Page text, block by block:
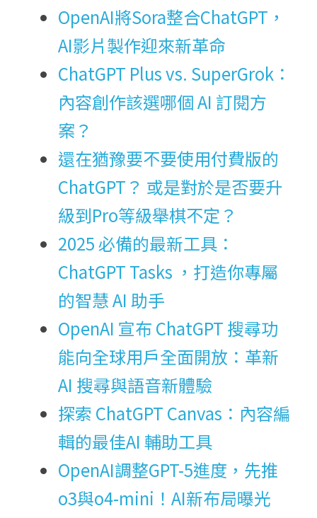
OpenAI將Sora整合ChatGPT，
AI影片製作迎來新革命
ChatGPT Plus vs. SuperGrok：
內容創作該選哪個 AI 訂閱方
案？
還在猶豫要不要使用付費版的
ChatGPT？ 或是對於是否要升
級到Pro等級舉棋不定？
2025 必備的最新工具：
ChatGPT Tasks ，打造你專屬
的智慧 AI 助手
OpenAI 宣布 ChatGPT 搜尋功
能向全球用戶全面開放：革新
AI 搜尋與語音新體驗
探索 ChatGPT Canvas：內容編
輯的最佳AI 輔助工具
OpenAI調整GPT-5進度，先推
o3與o4-mini！AI新布局曝光